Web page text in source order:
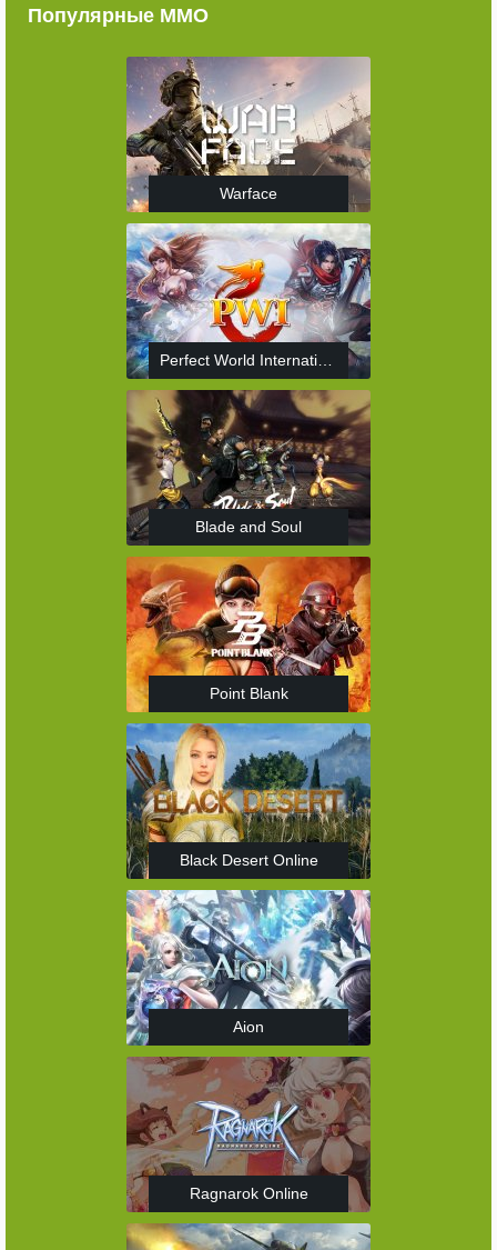
Популярные ММО
Warface
Perfect World International
Blade and Soul
Point Blank
Black Desert Online
Aion
Ragnarok Online